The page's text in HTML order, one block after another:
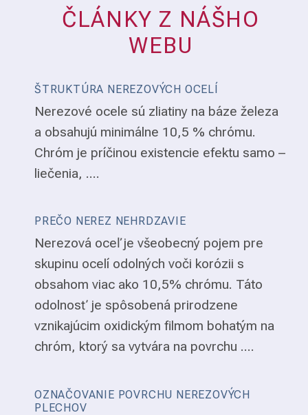
ČLÁNKY Z NÁŠHO
WEBU
ŠTRUKTÚRA NEREZOVÝCH OCELÍ
Nerezové ocele sú zliatiny na báze železa
a obsahujú minimálne 10,5 % chrómu.
Chróm je príčinou existencie efektu samo –
liečenia, ....
PREČO NEREZ NEHRDZAVIE
Nerezová oceľ je všeobecný pojem pre
skupinu ocelí odolných voči korózii s
obsahom viac ako 10,5% chrómu. Táto
odolnosť je spôsobená prirodzene
vznikajúcim oxidickým filmom bohatým na
chróm, ktorý sa vytvára na povrchu ....
OZNAČOVANIE POVRCHU NEREZOVÝCH
PLECHOV